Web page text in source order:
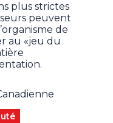
plus strictes
peuvent
de
au «jeu du